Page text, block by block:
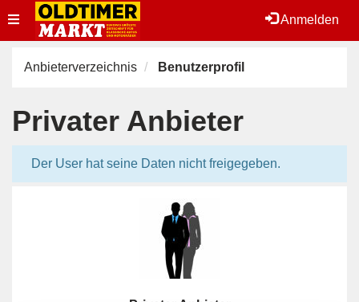
Anmelden
Toggle
navigation
Anbieterverzeichnis Benutzerprofil
Privater Anbieter
Der User hat seine Daten nicht freigegeben.